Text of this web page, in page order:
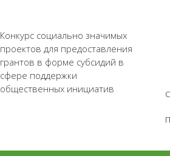
Конкурс социально значимых
проектов для предоставления
грантов в форме субсидий в
сфере поддержки
общественных инициатив